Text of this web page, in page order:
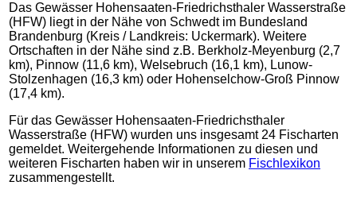
Das Gewässer Hohensaaten-Friedrichsthaler Wasserstraße
(HFW) liegt in der Nähe von Schwedt im Bundesland
Brandenburg (Kreis / Landkreis: Uckermark). Weitere
Ortschaften in der Nähe sind z.B. Berkholz-Meyenburg (2,7
km), Pinnow (11,6 km), Welsebruch (16,1 km), Lunow-
Stolzenhagen (16,3 km) oder Hohenselchow-Groß Pinnow
(17,4 km).
Für das Gewässer Hohensaaten-Friedrichsthaler
Wasserstraße (HFW) wurden uns insgesamt 24 Fischarten
gemeldet. Weitergehende Informationen zu diesen und
weiteren Fischarten haben wir in unserem Fischlexikon
zusammengestellt.